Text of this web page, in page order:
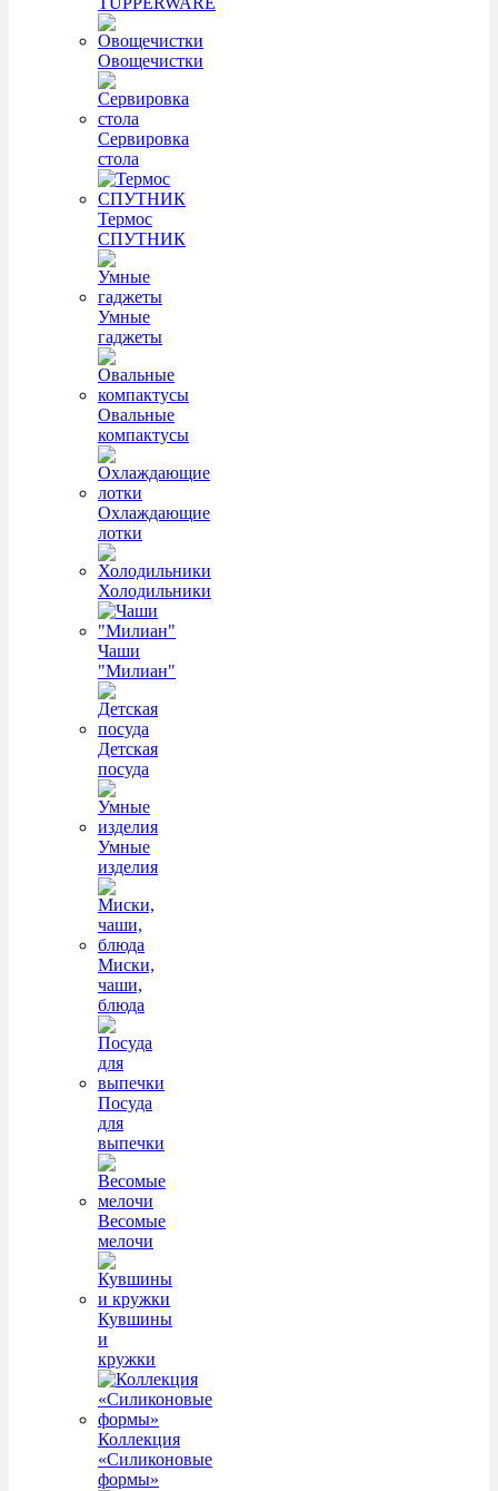
Овощечистки
Сервировка
стола
Термос
СПУТНИК
Умные
гаджеты
Овальные
компактусы
Охлаждающие
лотки
Холодильники
Чаши
"Милиан"
Детская
посуда
Умные
изделия
Миски,
чаши,
блюда
Посуда
для
выпечки
Весомые
мелочи
Кувшины
и
кружки
Коллекция
«Силиконовые
формы»